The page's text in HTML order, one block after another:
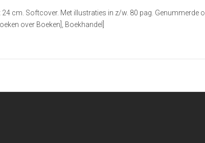
cm. Softcover. Met illustraties in z/w. 80 pag. Genummerde
over Boeken], Boekhandel]